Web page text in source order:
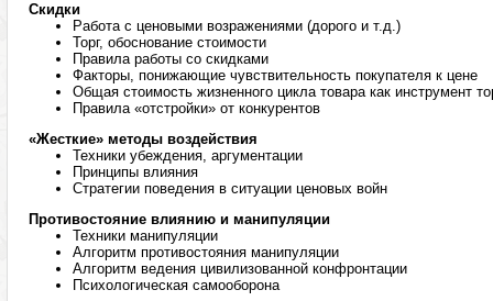
Скидки
Работа с ценовыми возражениями (дорого и т.д.)
Торг, обоснование стоимости
Правила работы со скидками
Факторы, понижающие чувствительность покупателя к цене
Общая стоимость жизненного цикла товара как инструмент
Правила «отстройки» от конкурентов
«Жесткие» методы воздействия
Техники убеждения, аргументации
Принципы влияния
Стратегии поведения в ситуации ценовых войн
Противостояние влиянию и манипуляции
Техники манипуляции
Алгоритм противостояния манипуляции
Алгоритм ведения цивилизованной конфронтации
Психологическая самооборона